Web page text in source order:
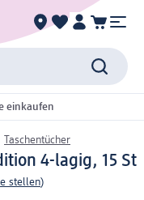
einkaufen
Taschentücher
4-lagig, 15 St
stellen)